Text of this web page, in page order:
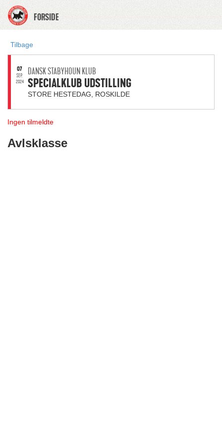
FORSIDE
Tilbage
07
SEP.
2024
DANSK STABYHOUN KLUB
SPECIALKLUB UDSTILLING
STORE HESTEDAG, ROSKILDE
Ingen tilmeldte
Avlsklasse